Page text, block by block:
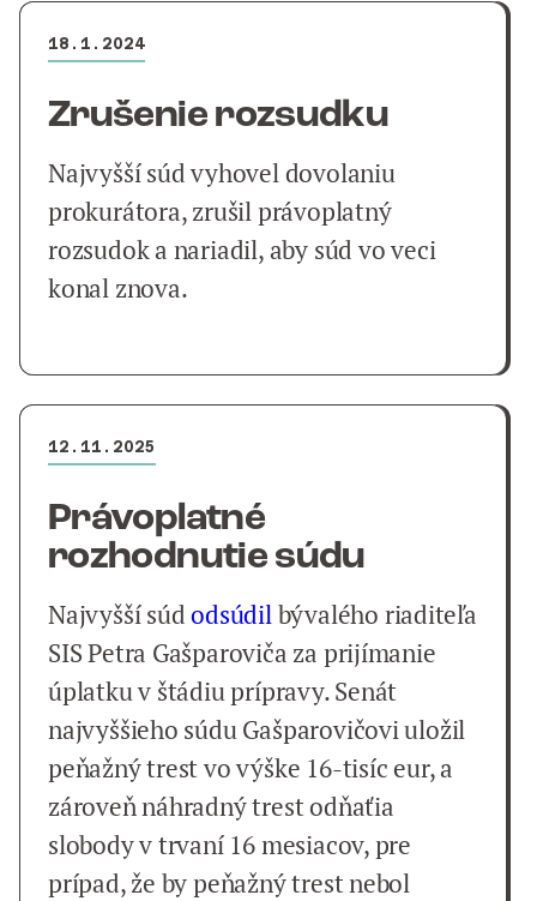
18.1.2024
Zrušenie rozsudku
Najvyšší súd vyhovel dovolaniu
prokurátora, zrušil právoplatný
rozsudok a nariadil, aby súd vo veci
konal znova.
12.11.2025
Právoplatné
rozhodnutie súdu
Najvyšší súdodsúdilbývalého riaditeľa
SIS Petra Gašparoviča za prijímanie
úplatku v štádiu prípravy. Senát
najvyššieho súdu Gašparovičovi uložil
peňažný trest vo výške 16-tisíc eur, a
zároveň náhradný trest odňaťia
slobody v trvaní 16 mesiacov, pre
prípad, že by peňažný trest nebol